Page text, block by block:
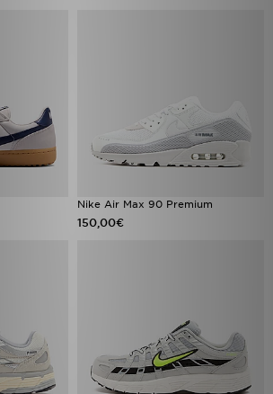
Nike Air Max 90 Premium
150,00€